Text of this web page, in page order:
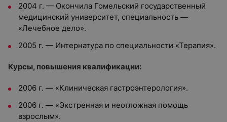
2004 г. — Окончила Гомельский государственный
медицинский университет, специальность —
«Лечебное дело».
2005 г. — Интернатура по специальности «Терапия».
Курсы, повышения квалификации:
2006 г. — «Клиническая гастроэнтерология».
2006 г. — «Экстренная и неотложная помощь
взрослым».